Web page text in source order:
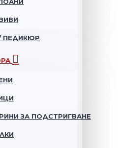
ПЕДИКЮР
ЗА ПОДСТРИГВАНЕ